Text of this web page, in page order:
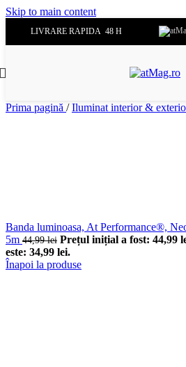
Skip to main content
LIVRARE RAPIDA 48 H
Prima pagină / Iluminat interior &
Banda luminoasa, At Performance®,
5m 44,99lei Prețul inițial a fost: 44,99
este: 34,99 lei.
Înapoi la produse